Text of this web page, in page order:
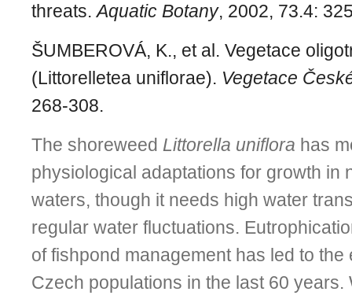
threats.Aquatic Botany, 2002, 73.4:
ŠUMBEROVÁ, K., et al. Vegetace
(Littorelletea uniflorae). Vegetace
268-308.
The shoreweed Littorella uniflora has
physiological adaptations for growth in
waters, though it needs high water
regular water fluctuations.
of fishpond management has led to the
Czech populations in the last 60 years.